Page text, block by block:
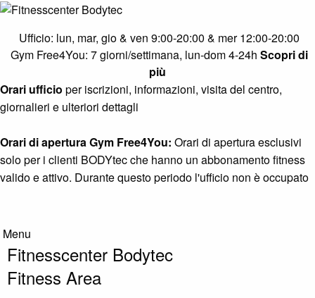
Ufficio: lun, mar, gio & ven 9:00-20:00 & mer 12:00-20:00
Gym Free4You: 7 giorni/settimana, lun-dom 4-24h Scopri di
più
Orari ufficio per iscrizioni, informazioni, visita del centro,
giornalieri e ulteriori dettagli
Orari di apertura Gym Free4You: Orari di apertura esclusivi
solo per i clienti BODYtec che hanno un abbonamento fitness
valido e attivo. Durante questo periodo l'ufficio non è occupato
Menu
Cardio Zone
Muscle Gym
Functional & Calisthenics
Circuit Area
Solarium
Info
Contatto
Diventa nuovo cliente
Fitnesscenter Bodytec
Fitness Area